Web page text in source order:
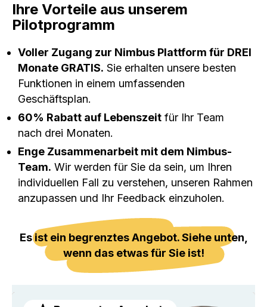
Ihre Vorteile aus unserem
Pilotprogramm
Voller Zugang zur Nimbus Plattform für DREI
Monate GRATIS. Sie erhalten unsere besten
Funktionen in einem umfassenden
Geschäftsplan.
60% Rabatt auf Lebenszeit für Ihr Team
nach drei Monaten.
Enge Zusammenarbeit mit dem Nimbus-
Team. Wir werden für Sie da sein, um Ihren
individuellen Fall zu verstehen, unseren Rahmen
anzupassen und Ihr Feedback einzuholen.
Es ist ein begrenztes Angebot. Siehe unten,
wenn das etwas für Sie ist!